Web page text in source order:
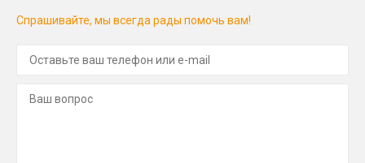
Спрашивайте, мы всегда рады помочь вам!